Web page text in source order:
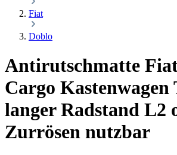
Fiat
Doblo
Antirutschmatte
Cargo Kastenwagen
langer Radstand L2
Zurrösen nutzbar